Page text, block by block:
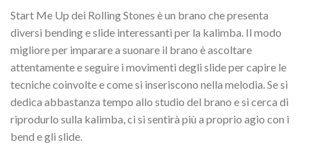
Start Me Up dei Rolling Stones è un brano che presenta
diversi bending e slide interessanti per la kalimba. Il modo
migliore per imparare a suonare il brano è ascoltare
attentamente e seguire i movimenti degli slide per capire le
tecniche coinvolte e come si inseriscono nella melodia. Se si
dedica abbastanza tempo allo studio del brano e si cerca di
riprodurlo sulla kalimba, ci si sentirà più a proprio agio con i
bend e gli slide.